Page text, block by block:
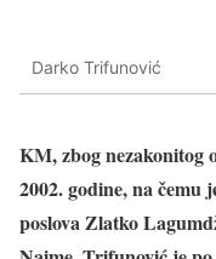
Darko Trifunović
KM, zbog nezakonitog
2002. godine, na
poslova Zlatko